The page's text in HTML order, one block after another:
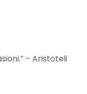
– Aristoteli